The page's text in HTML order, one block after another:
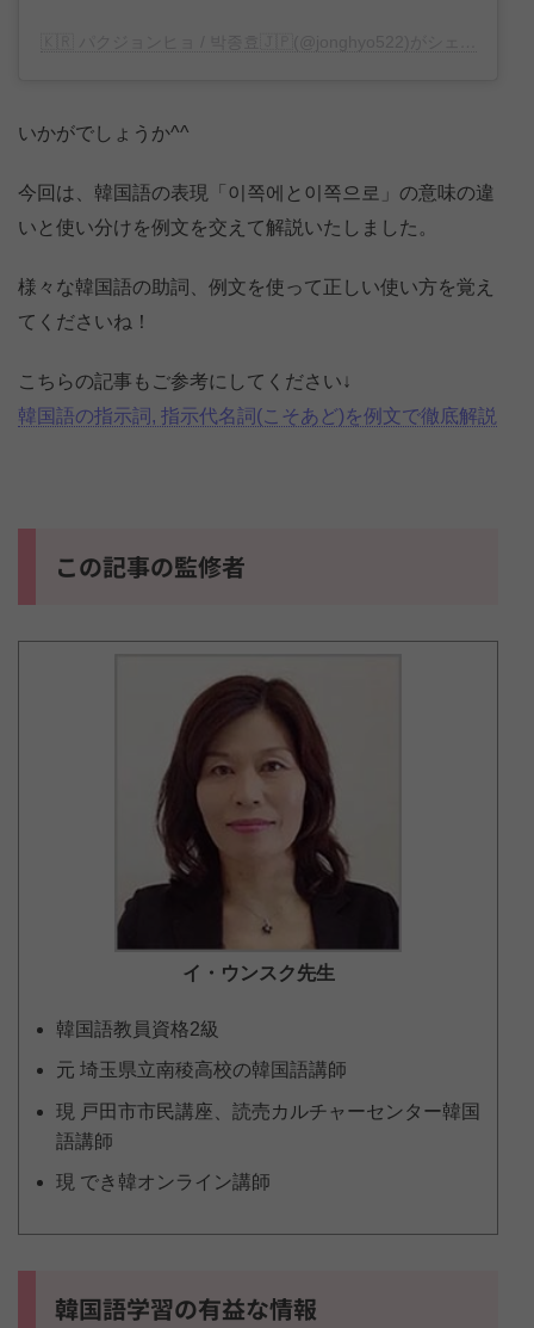
いかがでしょうか^^
今回は、韓国語の表現「이쪽에と이쪽으로」の意味の違
いと使い分けを例文を交えて解説いたしました。
様々な韓国語の助詞、例文を使って正しい使い方を覚え
てくださいね！
こちらの記事もご参考にしてください↓
韓国語の指示詞, 指示代名詞(こそあど)を例文で徹底解説
この記事の監修者
イ・ウンスク先生
韓国語教員資格2級
元 埼玉県立南稜高校の韓国語講師
現 戸田市市民講座、読売カルチャーセンター韓国
語講師
現 でき韓オンライン講師
韓国語学習の有益な情報